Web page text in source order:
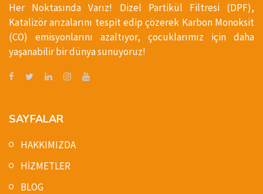
Her Noktasında Varız! Dizel Partikül Filtresi (DPF),
Katalizör arızalarını tespit edip çözerek Karbon Monoksit
(CO) emisyonlarını azaltıyor, çocuklarımız için daha
yaşanabilir bir dünya sunuyoruz!
SAYFALAR
HAKKIMIZDA
HİZMETLER
BLOG